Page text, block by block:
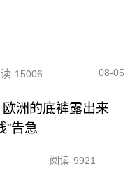
15006 08-05
洲的底裤露出来
”告急
阅读 9921